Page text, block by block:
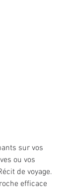
sur vos
ou vos
de voyage.
efficace